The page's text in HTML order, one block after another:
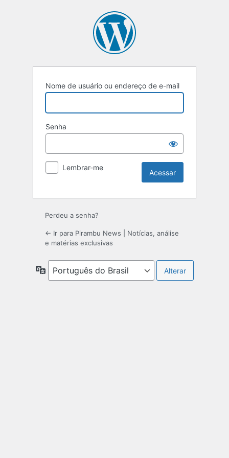
Nome de usuário ou endereço de e-mail
Senha
Lembrar-me
Perdeu a senha?
← Ir para Pirambu News | Notícias, análise
e matérias exclusivas
Idioma